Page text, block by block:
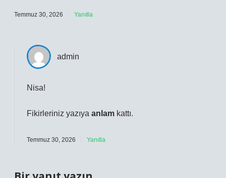
Temmuz 30, 2026 Yanıtla
admin
Nisa!
Fikirleriniz yazıya anlam kattı.
Temmuz 30, 2026 Yanıtla